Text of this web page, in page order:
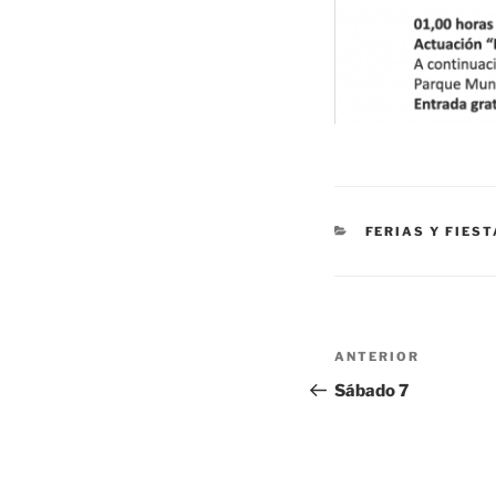
CATEGORÍAS
FERIAS Y
Navegación
de
Entrada
anterior:
ANTERIOR
Sábado 7